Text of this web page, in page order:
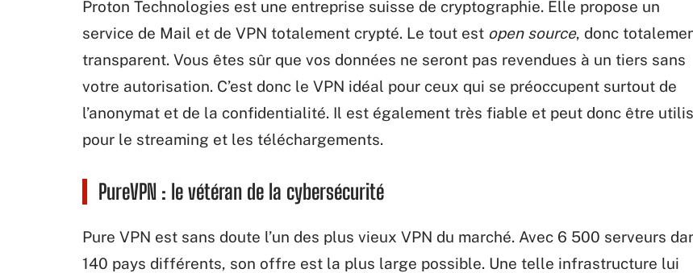
Proton Technologies est une entreprise suisse de cryptographie. Elle propose un
service de Mail et de VPN totalement crypté. Le tout est open source, donc
transparent. Vous êtes sûr que vos données ne seront pas revendues à un tiers sans
votre autorisation. C’est donc le VPN idéal pour ceux qui se préoccupent surtout de
l’anonymat et de la confidentialité. Il est également très fiable et peut donc être
pour le streaming et les téléchargements.
PureVPN : le vétéran de la cybersécurité
Pure VPN est sans doute l’un des plus vieux VPN du marché. Avec 6 500 serveurs
140 pays différents, son offre est la plus large possible. Une telle infrastructure lui